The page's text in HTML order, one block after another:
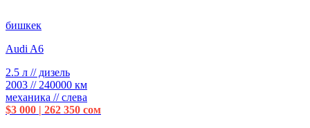
бишкек
Audi A6
2.5 л // дизель
2003 // 240000 км
механика // слева
$3 000 | 262 350 сом